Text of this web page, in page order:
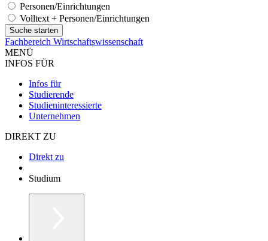
Personen/Einrichtungen
Volltext + Personen/Einrichtungen
Fachbereich Wirtschaftswissenschaft
MENÜ
INFOS FÜR
Infos für
Studierende
Studieninteressierte
Unternehmen
DIREKT ZU
Direkt zu
Studium